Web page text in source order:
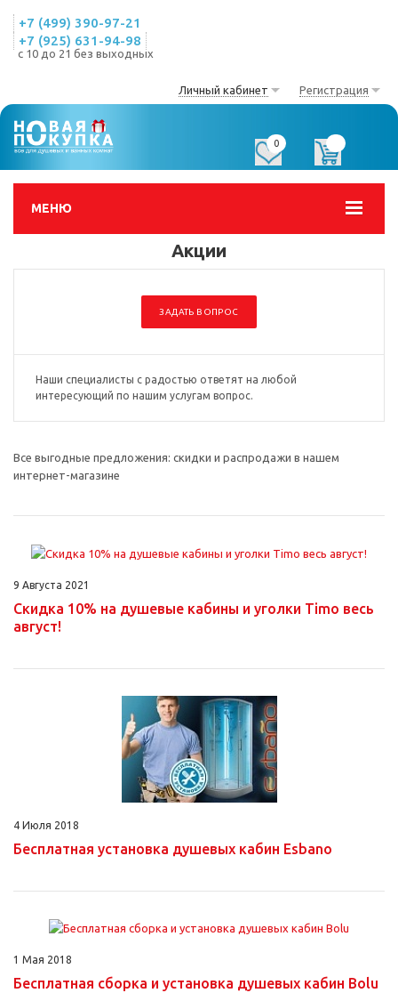
+7 (499) 390-97-21
+7 (925) 631-94-98
с 10 до 21 без выходных
Личный кабинет Регистрация
МЕНЮ
0
Акции
ЗАДАТЬ ВОПРОС
Наши специалисты с радостью ответят на любой
интересующий по нашим услугам вопрос.
Все выгодные предложения: скидки и распродажи в нашем
интернет-магазине
9 Августа 2021
Скидка 10% на душевые кабины и уголки Timo весь
август!
4 Июля 2018
Бесплатная установка душевых кабин Esbano
1 Мая 2018
Бесплатная сборка и установка душевых кабин Bolu